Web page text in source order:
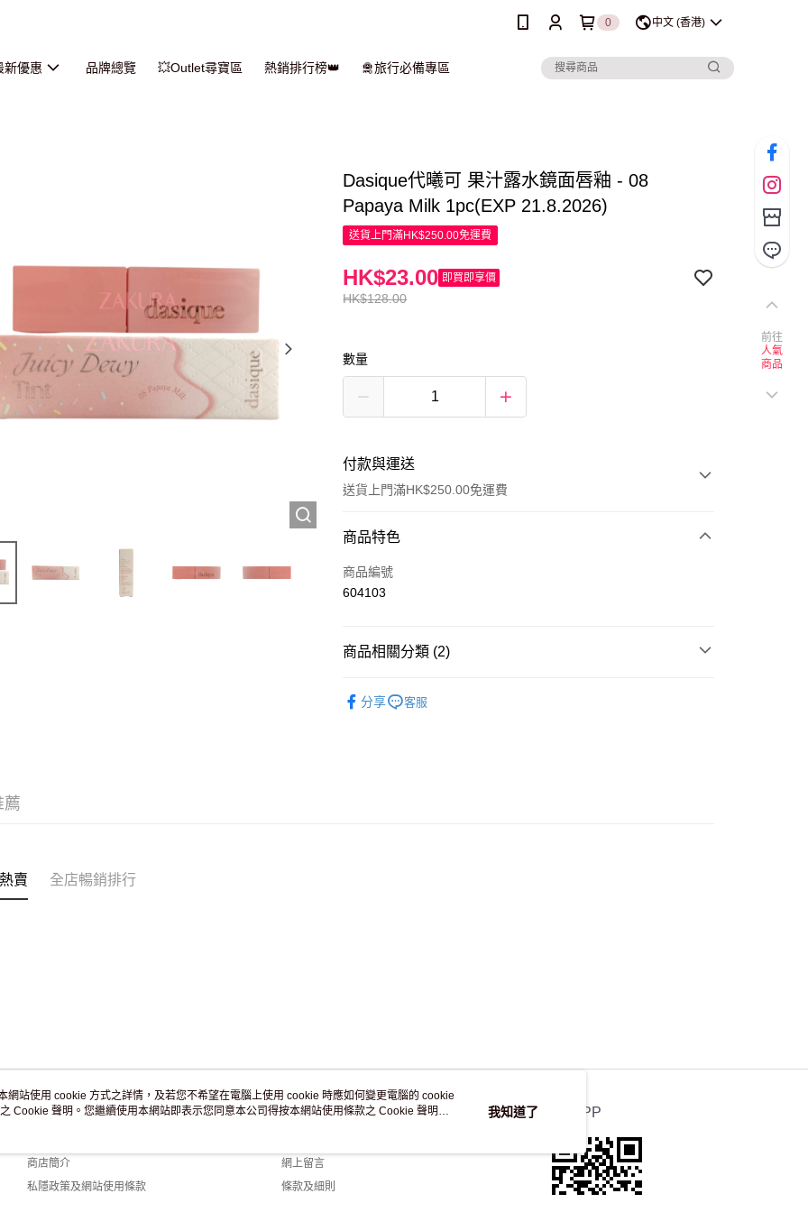
0 中文 (香港)
新優惠 品牌總覽 💥Outlet尋寶區 熱銷排行榜👑 🛅旅行必備專區
Dasique代曦可 果汁露水鏡面唇釉 - 08
Papaya Milk 1pc(EXP 21.8.2026)
送貨上門滿HK$250.00免運費
HK$128.00
HK$23.00 即買即享價
數量
付款與運送
送貨上門滿HK$250.00免運費
付款方式
信用卡
商品特色
商品編號
604103
商品相關分類 (2)
分享 客服
薦
賣 全店暢銷排行
關於我們
商店簡介
私隱政策及網站使用條款
客戶服務
網上留言
條款及細則
官方APP
前往
人氣
商品
網站使用 cookie 方式之詳情，及若您不希望在電腦上使用 cookie 時應如何變更電腦的 cookie
Cookie 聲明。您繼續使用本網站即表示您同意本公司得按本網站使用條款之 Cookie 聲明使
我知道了